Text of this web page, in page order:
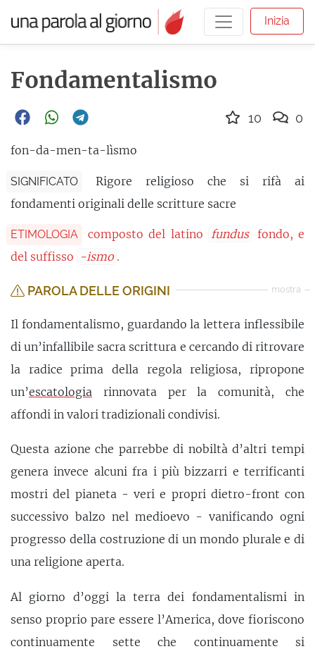
Inizia
Fondamentalismo
fon-da-men-ta-lìsmo
SIGNIFICATO
Rigore religioso che si rifà ai
fondamenti originali delle scritture sacre
ETIMOLOGIA composto del latino fundus fondo, e
del suffisso -ismo .
PAROLA DELLE ORIGINI mostra
Il fondamentalismo, guardando la lettera inflessibile
di un’infallibile sacra scrittura e cercando di ritrovare
la radice prima della regola religiosa, ripropone
un’escatologia rinnovata per la comunità, che
affondi in valori tradizionali condivisi.
Questa azione che parrebbe di nobiltà d’altri tempi
genera invece alcuni fra i più bizzarri e terrificanti
mostri del pianeta - veri e propri dietro-front con
successivo balzo nel medioevo - vanificando ogni
progresso della costruzione di un mondo plurale e di
una religione aperta.
Al giorno d’oggi la terra dei fondamentalismi in
senso proprio pare essere l’America, dove fioriscono
continuamente sette che continuamente si
10 0